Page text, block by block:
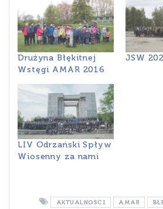
Drużyna Błękitnej
Wstęgi AMAR 2016
JSW
LIV Odrzański Spływ
Wiosenny za nami
AKTUALNOSCI AMAR